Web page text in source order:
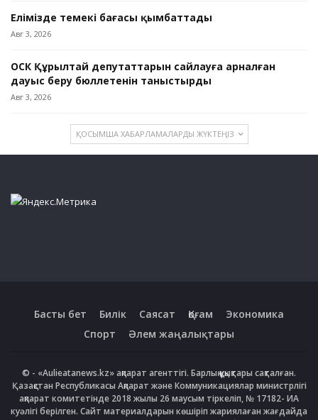
Елімізде темекі бағасы қымбаттады
Авг 3, 2026
ОСК Құрылтай депутаттарын сайлауға арналған
дауыс беру бюллетенін таныстырды
Авг 3, 2026
ҚОСЫМША ХАБАРЛАМАЛАРДЫ ЖҮКТЕҢІЗ
Басты бет Билік Саясат Қоғам
Экономика
Спорт
Әлем жаңалықтары
© - «Aulieatanews.kz» ақпарат агенттігі. Барлық құқықтары сақталған.
Қазақстан Республикасы Ақпарат және Коммуникациялар министрлігі
ақпарат комитетінде 2018 жылы 26 маусым тіркеліп, № 17182- ИА
куәлігі берілген. Сайт материалдарын көшіріп жариялаған жағдайда